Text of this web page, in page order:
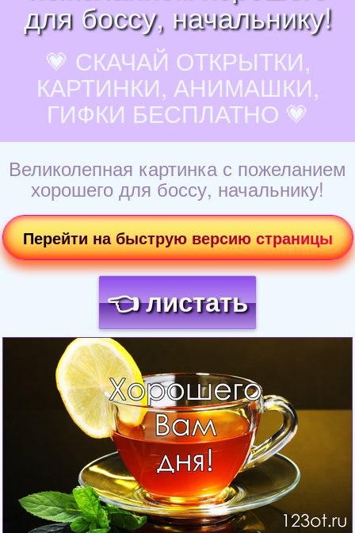
для боссу, начальнику!
💗 СКАЧАЙ ОТКРЫТКИ,
КАРТИНКИ, АНИМАШКИ,
ГИФКИ БЕСПЛАТНО 💗
Великолепная картинка с пожеланием
хорошего для боссу, начальнику!
Перейти на быструю версию страницы
👈 листать
Загрузка картинки...